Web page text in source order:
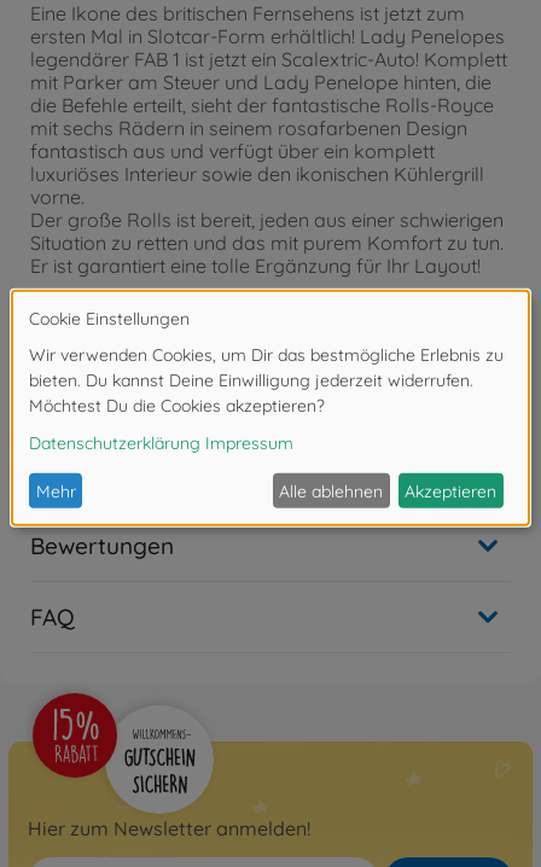
Eine Ikone des britischen Fernsehens ist jetzt zum
ersten Mal in Slotcar-Form erhältlich! Lady Penelopes
legendärer FAB 1 ist jetzt ein Scalextric-Auto! Komplett
mit Parker am Steuer und Lady Penelope hinten, die
die Befehle erteilt, sieht der fantastische Rolls-Royce
mit sechs Rädern in seinem rosafarbenen Design
fantastisch aus und verfügt über ein komplett
luxuriöses Interieur sowie den ikonischen Kühlergrill
vorne.
Der große Rolls ist bereit, jeden aus einer schwierigen
Situation zu retten und das mit purem Komfort zu tun.
Er ist garantiert eine tolle Ergänzung für Ihr Layout!
Maßstab 1:32, High-Detailed,
Scalextric Digital-Dek. 560008515,
Carson Digital-Dek. 500707130
Achtung!Nicht geeignet für Kinder unter 3
Bewertungen
FAQ
Hier zum Newsletter anmelden!